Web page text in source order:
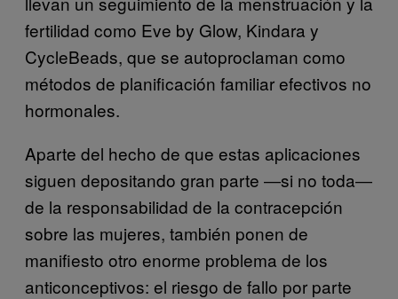
fertilidad como Eve by Glow, Kindara y
CycleBeads, que se autoproclaman como
métodos de planificación familiar efectivos no
hormonales.
Aparte del hecho de que estas aplicaciones
siguen depositando gran parte ―si no toda―
de la responsabilidad de la contracepción
sobre las mujeres, también ponen de
manifiesto otro enorme problema de los
anticonceptivos: el riesgo de fallo por parte